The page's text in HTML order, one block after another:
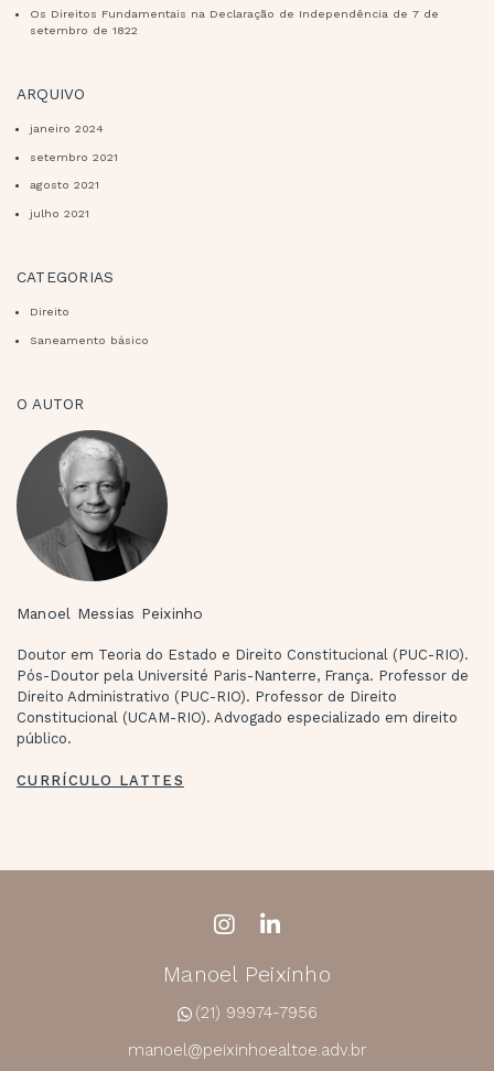
Os Direitos Fundamentais na Declaração de Independência de 7 de
setembro de 1822
ARQUIVO
janeiro 2024
setembro 2021
agosto 2021
julho 2021
CATEGORIAS
Direito
Saneamento básico
O AUTOR
Manoel Messias Peixinho
Doutor em Teoria do Estado e Direito Constitucional (PUC-RIO).
Pós-Doutor pela Université Paris-Nanterre, França. Professor de
Direito Administrativo (PUC-RIO). Professor de Direito
Constitucional (UCAM-RIO). Advogado especializado em direito
público.
CURRÍCULO LATTES
Manoel Peixinho
(21) 99974-7956
manoel@peixinhoealtoe.adv.br